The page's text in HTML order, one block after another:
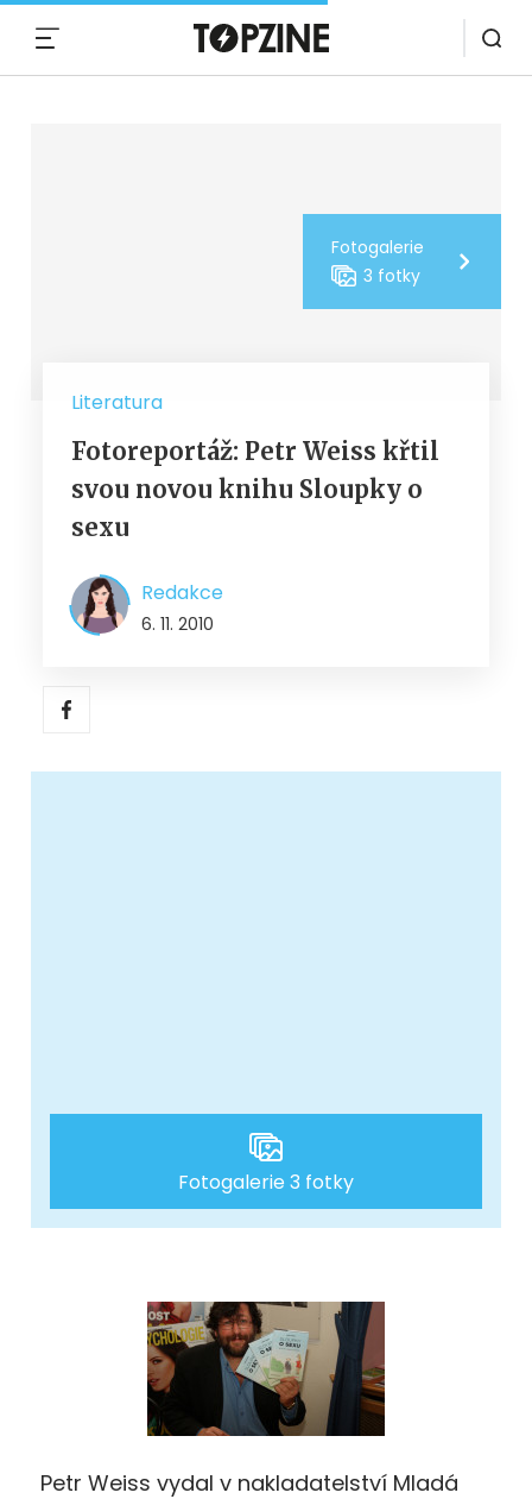
Fotogalerie
3 fotky
Literatura
Fotoreportáž: Petr Weiss křtil
svou novou knihu Sloupky o
sexu
Redakce
6. 11. 2010
Fotogalerie 3 fotky
Petr Weiss vydal v nakladatelství Mladá